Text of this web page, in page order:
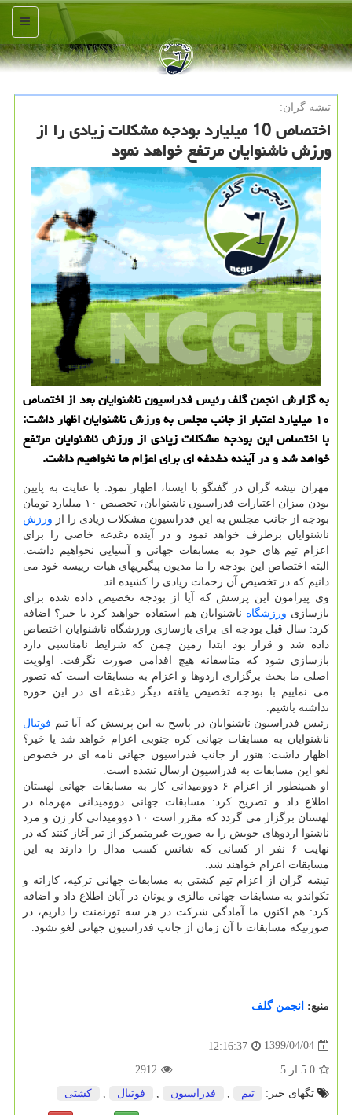
منو
تیشه گران:
اختصاص 10 میلیارد بودجه مشكلات زیادی را از
ورزش ناشنوایان مرتفع خواهد نمود
به گزارش انجمن گلف رئیس فدراسیون ناشنوایان بعد از اختصاص
۱۰ میلیارد اعتبار از جانب مجلس به ورزش ناشنوایان اظهار داشت:
با اختصاص این بودجه مشكلات زیادی از ورزش ناشنوایان مرتفع
خواهد شد و در آینده دغدغه ای برای اعزام ها نخواهیم داشت.
مهران تیشه گران در گفتگو با ایسنا، اظهار نمود: با عنایت به پایین
بودن میزان اعتبارات فدراسیون ناشنوایان، تخصیص ۱۰ میلیارد تومان
بودجه از جانب مجلس به این فدراسیون مشکلات زیادی را از ورزش
ناشنوایان برطرف خواهد نمود و در آینده دغدعه خاصی را برای
اعزام تیم های خود به مسابقات جهانی و آسیایی نخواهیم داشت.
البته اختصاص این بودجه را ما مدیون پیگیریهای هیات رییسه خود می
دانیم که در تخصیص آن زحمات زیادی را کشیده اند.
وی پیرامون این پرسش که آیا از بودجه تخصیص داده شده برای
بازسازی ورزشگاه ناشنوایان هم استفاده خواهید کرد یا خیر؟ اضافه
کرد: سال قبل بودجه ای برای بازسازی ورزشگاه ناشنوایان اختصاص
داده شد و قرار بود ابتدا زمین چمن که شرایط نامناسبی دارد
بازسازی شود که متاسفانه هیچ اقدامی صورت نگرفت. اولویت
اصلی ما بحث برگزاری اردوها و اعزام به مسابقات است که تصور
می نماییم با بودجه تخصیص یافته دیگر دغدغه ای در این حوزه
نداشته باشیم.
رئیس فدراسیون ناشنوایان در پاسخ به این پرسش که آیا تیم فوتبال
ناشنوایان به مسابقات جهانی کره جنوبی اعزام خواهد شد یا خیر؟
اظهار داشت: هنوز از جانب فدراسیون جهانی نامه ای در خصوص
لغو این مسابقات به فدراسیون ارسال نشده است.
او همینطور از اعزام ۶ دوومیدانی کار به مسابقات جهانی لهستان
اطلاع داد و تصریح کرد: مسابقات جهانی دوومیدانی مهرماه در
لهستان برگزار می گردد که مقرر است ۱۰ دوومیدانی کار زن و مرد
ناشنوا اردوهای خویش را به صورت غیرمتمرکز از تیر آغاز کنند که در
نهایت ۶ نفر از کسانی که شانس کسب مدال را دارند به این
مسابقات اعزام خواهند شد.
تیشه گران از اعزام تیم کشتی به مسابقات جهانی ترکیه، کاراته و
تکواندو به مسابقات جهانی مالزی و یونان در آبان اطلاع داد و اضافه
کرد: هم اکنون ما آمادگی شرکت در هر سه تورنمنت را داریم، در
صورتیکه مسابقات تا آن زمان از جانب فدراسیون جهانی لغو نشود.
منبع: انجمن گلف
1399/04/04
12:16:37
5.0 از 5
2912
تگهای خبر:
تیم فدراسیون فوتبال كشتی